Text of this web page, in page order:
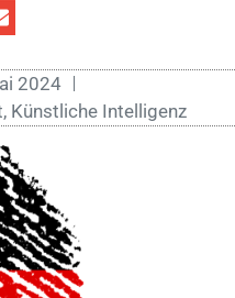
2024
, Künstliche Intelligenz